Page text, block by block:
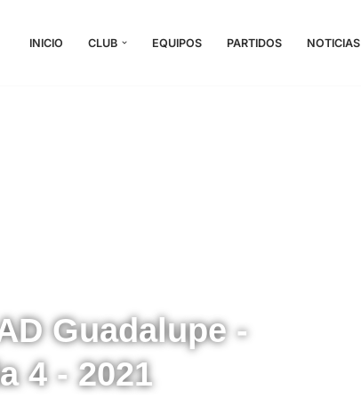
INICIO CLUB EQUIPOS PARTIDOS NOTICIAS
Guadalupe -
4 - 2021